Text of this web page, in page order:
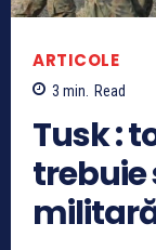
ARTICOLE
3 min. Read
Tusk :
trebuie